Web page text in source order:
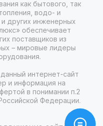
как бытового, так
водо- и
других инженерных
обеспечивает
поставщиков из
– мировые лидеры
интернет-сайт
и информация на
в понимании п.2
Федерации.